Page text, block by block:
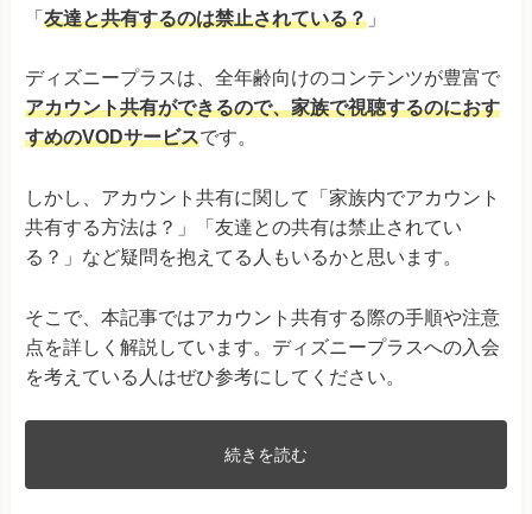
「 友達と共有するのは禁止されている？ 」
ディズニープラスは、全年齢向けのコンテンツが豊富で
アカウント共有ができるので、家族で視聴するのにおす
すめのVODサービスです。
しかし、アカウント共有に関して「家族内でアカウント
共有する方法は？」「友達との共有は禁止されてい
る？」など疑問を抱えてる人もいるかと思います。
そこで、本記事ではアカウント共有する際の手順や注意
点を詳しく解説しています。ディズニープラスへの入会
を考えている人はぜひ参考にしてください。
続きを読む